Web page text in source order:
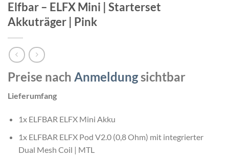
Elfbar – ELFX Mini | Starterset
Akkuträger | Pink
Preise nach Anmeldungsichtbar
Lieferumfang
1x ELFBAR ELFX Mini Akku
1x ELFBAR ELFX Pod V2.0 (0,8 Ohm) mit integrierter
Dual Mesh Coil | MTL